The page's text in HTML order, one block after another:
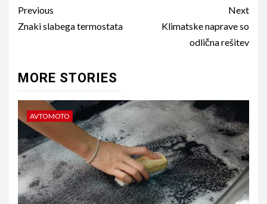
Continue
Reading
Previous
Znaki slabega termostata
Next
Klimatske naprave so
odlična rešitev
MORE STORIES
AVTOMOTO